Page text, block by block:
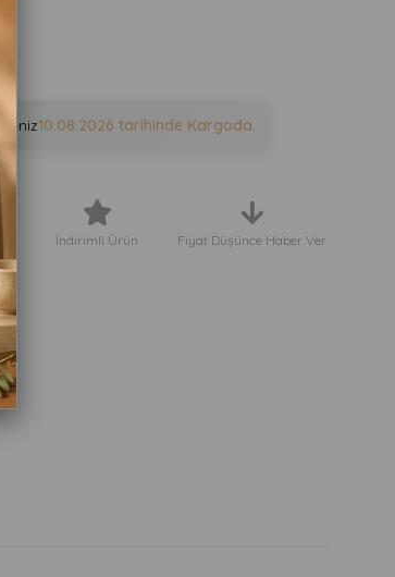
10.08.2026 tarihinde Kargoda.
İndirimli Ürün Fiyat Düşünce Haber Ver